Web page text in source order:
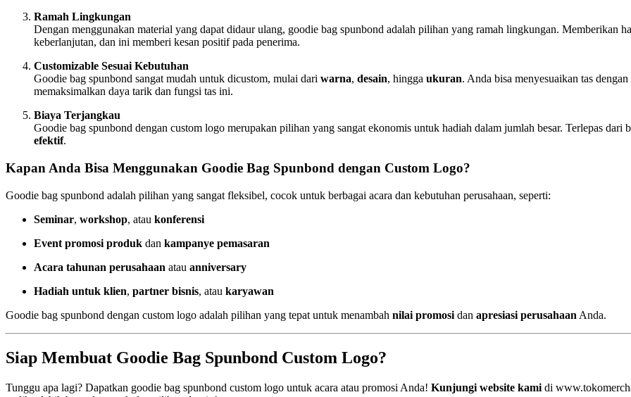
Ramah Lingkungan
Dengan menggunakan material yang dapat didaur ulang, goodie bag spunbond adalah pilihan yang ramah lingkungan. Memberikan
keberlanjutan, dan ini memberi kesan positif pada penerima.
Customizable Sesuai Kebutuhan
Goodie bag spunbond sangat mudah untuk dicustom, mulai dari warna, desain, hingga ukuran. Anda bisa menyesuaikan tas
memaksimalkan daya tarik dan fungsi tas ini.
Biaya Terjangkau
Goodie bag spunbond dengan custom logo merupakan pilihan yang sangat ekonomis untuk hadiah dalam jumlah besar. Terlepas dari
efektif.
Kapan Anda Bisa Menggunakan Goodie Bag Spunbond dengan Custom Logo?
Goodie bag spunbond adalah pilihan yang sangat fleksibel, cocok untuk berbagai acara dan kebutuhan perusahaan, seperti:
Seminar, workshop, atau konferensi
Event promosi produk dan kampanye pemasaran
Acara tahunan perusahaan atau anniversary
Hadiah untuk klien, partner bisnis, atau karyawan
Goodie bag spunbond dengan custom logo adalah pilihan yang tepat untuk menambah nilai promosi dan apresiasi perusahaan Anda.
Siap Membuat Goodie Bag Spunbond Custom Logo?
Tunggu apa lagi? Dapatkan goodie bag spunbond custom logo untuk acara atau promosi Anda! Kunjungi website kami di